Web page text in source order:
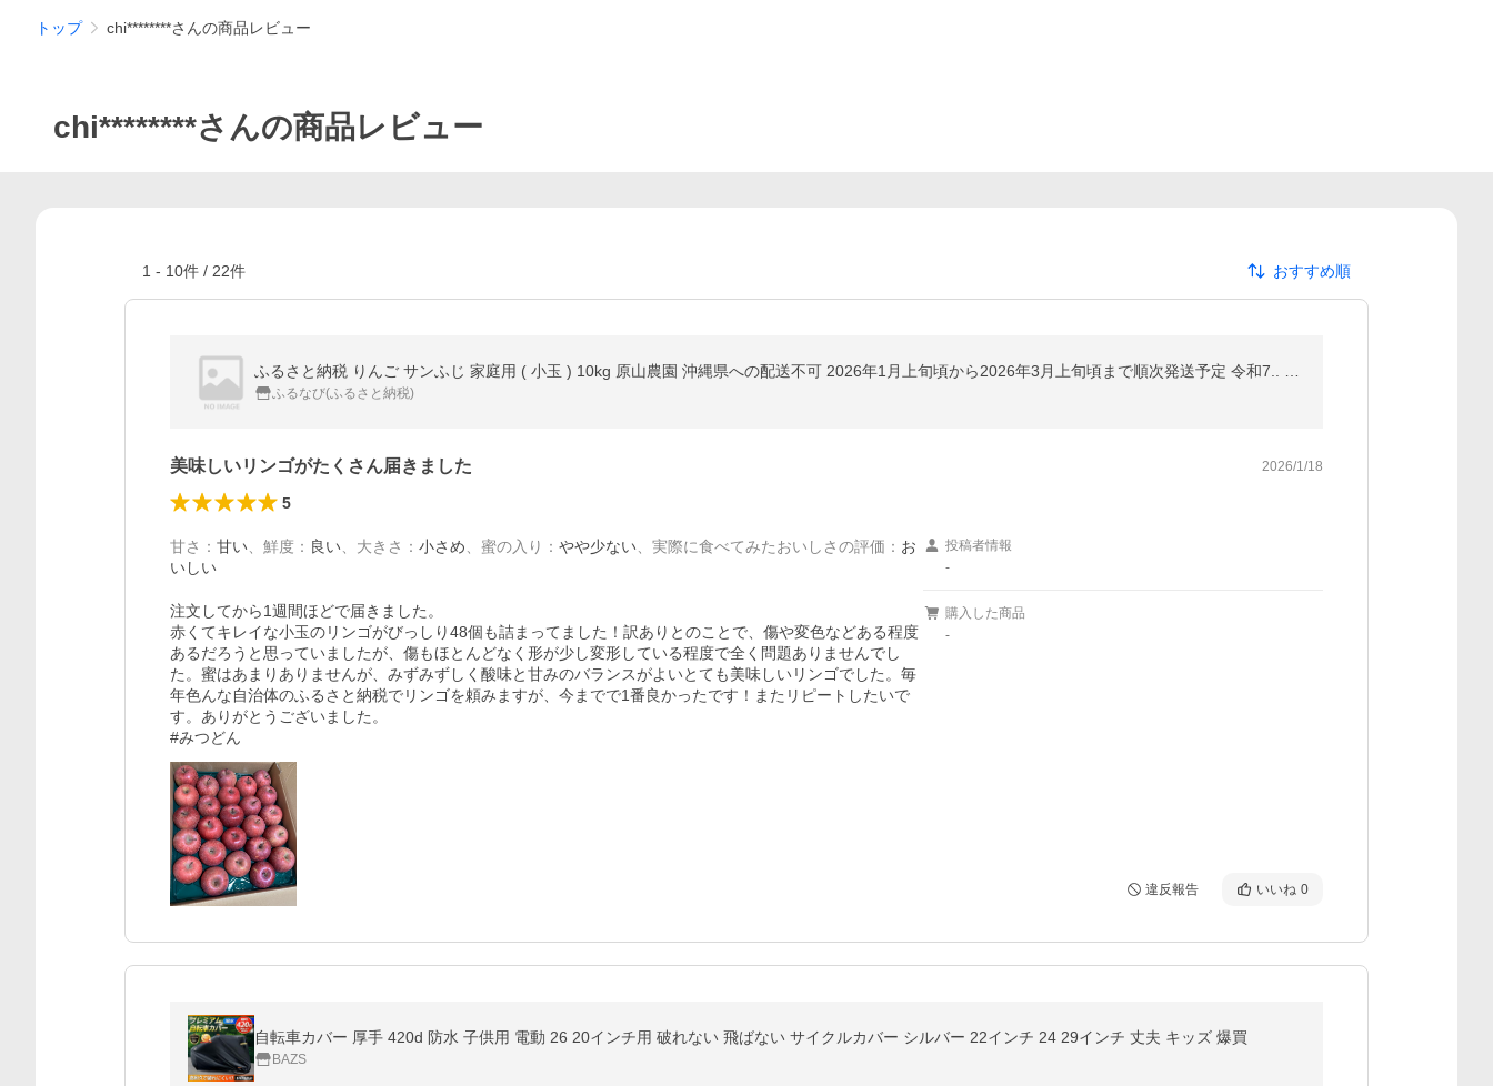
トップ chi********さんの商品レビュー
chi********さんの商品レビュー
1 - 10件 / 22件 おすすめ順
ふるなび(ふるさと納税)
美味しいリンゴがたくさん届きました 2026/1/18
5
甘さ ： 甘い 鮮度 ： 良い 大きさ ： 小さめ 蜜の入り ： やや少ない 実際に食べてみたおいしさの評価 ： お
いしい
注文してから1週間ほどで届きました。
赤くてキレイな小玉のリンゴがびっしり48個も詰まってました！訳ありとのことで、傷や変色などある程度
あるだろうと思っていましたが、傷もほとんどなく形が少し変形している程度で全く問題ありませんでし
た。蜜はあまりありませんが、みずみずしく酸味と甘みのバランスがよいとても美味しいリンゴでした。毎
年色んな自治体のふるさと納税でリンゴを頼みますが、今までで1番良かったです！またリピートしたいで
す。ありがとうございました。
#みつどん
投稿者情報
-
購入した商品
-
違反報告 いいね 0
自転車カバー 厚手 420d 防水 子供用 電動 26 20インチ用 破れない 飛ばない サイクルカバー シルバー 22インチ 24 29インチ 丈夫 キッズ 爆買
BAZS